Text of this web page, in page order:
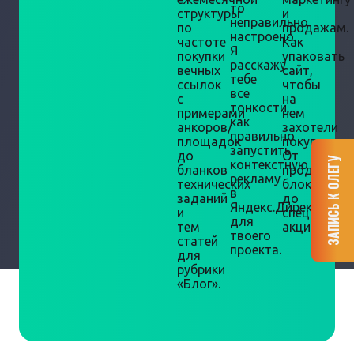
структуры
по
частоте
покупки
вечных
ссылок
с
примерами
анкоров/
площадок
до
бланков
технических
заданий
и
тем
статей
для
рубрики
«Блог».
то
неправильно
настроено.
Я
расскажу
тебе
все
тонкости,
как
правильно
запустить
контекстную
рекламу
в
Яндекс.Директ
для
твоего
проекта.
и
продажам.
Как
упаковать
сайт,
чтобы
на
нем
захотели
покупать.
От
блоков
до
акций.
ЗАПИСЬ К ОЛЕГУ